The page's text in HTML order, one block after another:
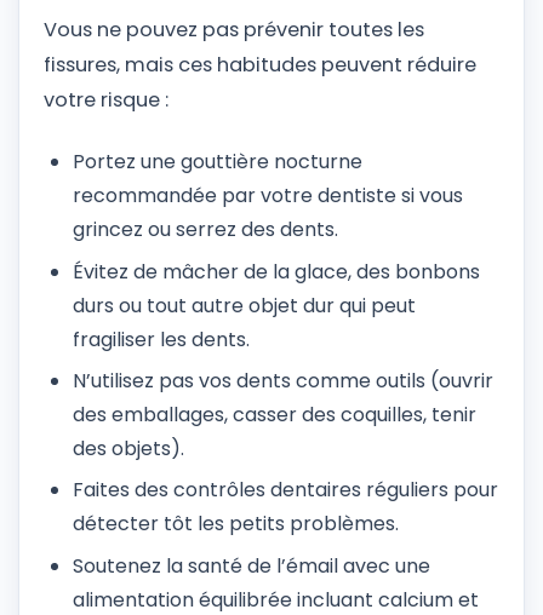
Vous ne pouvez pas prévenir toutes les
fissures, mais ces habitudes peuvent réduire
votre risque :
Portez une gouttière nocturne
recommandée par votre dentiste si vous
grincez ou serrez des dents.
Évitez de mâcher de la glace, des bonbons
durs ou tout autre objet dur qui peut
fragiliser les dents.
N’utilisez pas vos dents comme outils (ouvrir
des emballages, casser des coquilles, tenir
des objets).
Faites des contrôles dentaires réguliers pour
détecter tôt les petits problèmes.
Soutenez la santé de l’émail avec une
alimentation équilibrée incluant calcium et